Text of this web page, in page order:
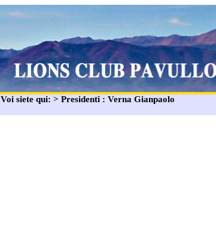
Voi siete qui: > Presidenti : Verna Gianpaolo